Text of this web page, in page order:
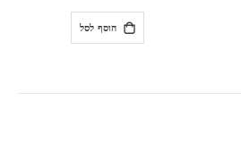
הוסף לסל